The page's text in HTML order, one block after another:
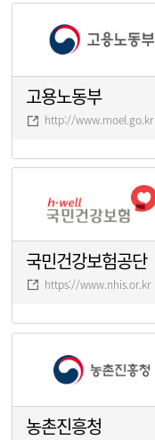
고용노동부
http://www.moel.go.kr
국민건강보험공단
https://www.nhis.or.kr
농촌진흥청